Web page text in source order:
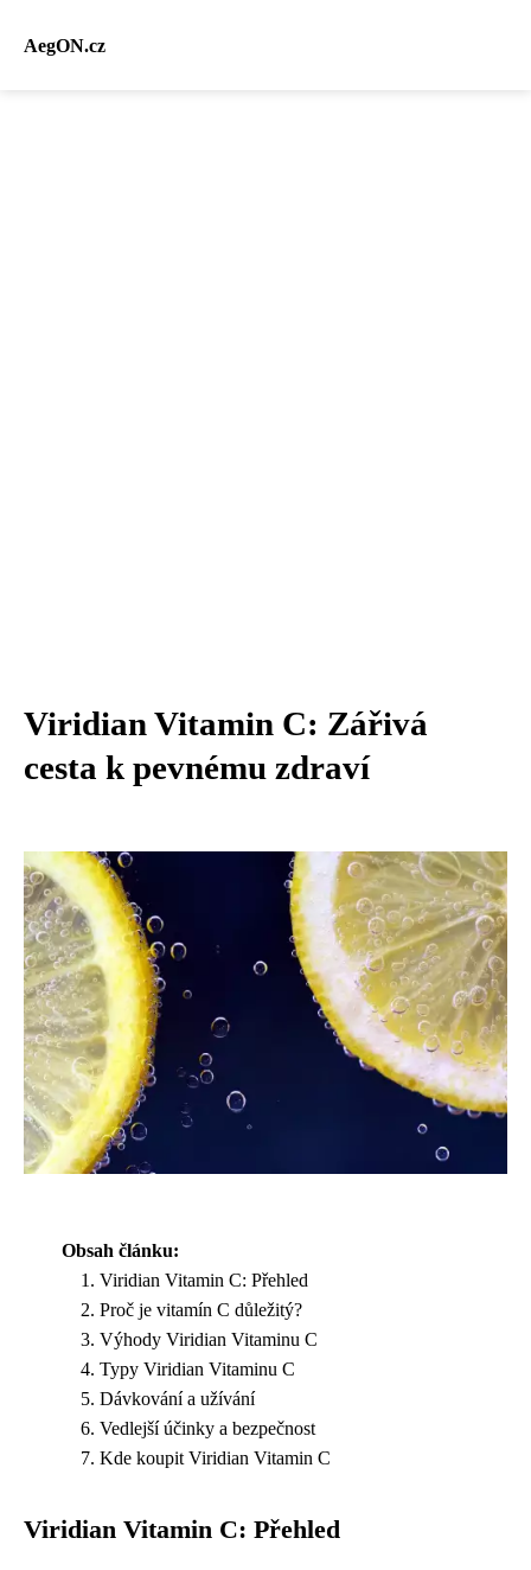
AegON.cz
Viridian Vitamin C: Zářivá
cesta k pevnému zdraví
Obsah článku:
Viridian Vitamin C: Přehled
Proč je vitamín C důležitý?
Výhody Viridian Vitaminu C
Typy Viridian Vitaminu C
Dávkování a užívání
Vedlejší účinky a bezpečnost
Kde koupit Viridian Vitamin C
Viridian Vitamin C: Přehled